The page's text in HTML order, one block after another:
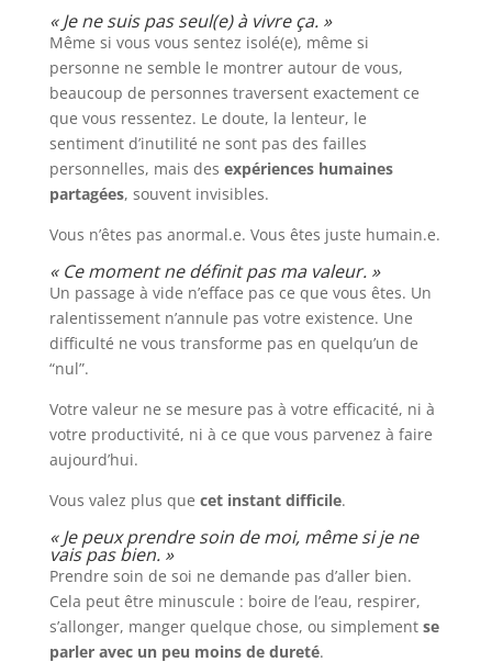
« Je ne suis pas seul(e) à vivre ça. »
Même si vous vous sentez isolé(e), même si
personne ne semble le montrer autour de vous,
beaucoup de personnes traversent exactement ce
que vous ressentez. Le doute, la lenteur, le
sentiment d’inutilité ne sont pas des failles
personnelles, mais des expériences humaines
partagées, souvent invisibles.
Vous n’êtes pas anormal.e. Vous êtes juste humain.e.
« Ce moment ne définit pas ma valeur. »
Un passage à vide n’efface pas ce que vous êtes. Un
ralentissement n’annule pas votre existence. Une
difficulté ne vous transforme pas en quelqu’un de
“nul”.
Votre valeur ne se mesure pas à votre efficacité, ni à
votre productivité, ni à ce que vous parvenez à faire
aujourd’hui.
Vous valez plus que cet instant difficile.
« Je peux prendre soin de moi, même si je ne
vais pas bien. »
Prendre soin de soi ne demande pas d’aller bien.
Cela peut être minuscule : boire de l’eau, respirer,
s’allonger, manger quelque chose, ou simplement se
parler avec un peu moins de dureté.